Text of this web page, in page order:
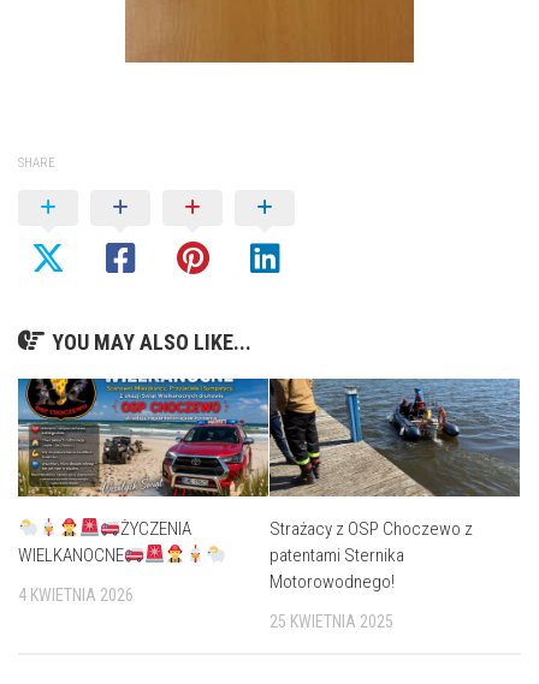
SHARE
YOU MAY ALSO LIKE...
ŻYCZENIA
WIELKANOCNE
4 KWIETNIA 2026
Strażacy z OSP Choczewo z
patentami Sternika
Motorowodnego!
25 KWIETNIA 2025